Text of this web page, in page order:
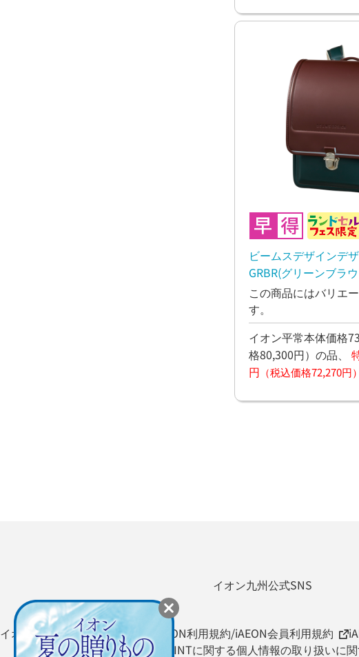
ビームスデザインデ
GRBR(グリーンブラ
この商品にはバリエ
す。
イオン平常本体価格
格80,300円） の品、
円 （税込価格72,270円）
イオン九州公式SNS
イオン九州オンライン利用規約 iAEON利用規約/iAEON会員利用規約
WAON POINTに関する個人情報の取り扱いに